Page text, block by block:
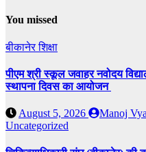
You missed
बीकानेरशिक्षा
पीएम श्री स्कूल जवाहर नवोदय
स्थापना दिवस का आयोजन
August 5, 2026
Manoj
Uncategorized